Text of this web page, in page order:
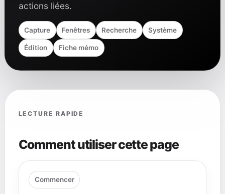
actions liées.
Capture Fenêtres Recherche Système
Édition Fiche mémo
LECTURE RAPIDE
Comment utiliser cette page
Commencer